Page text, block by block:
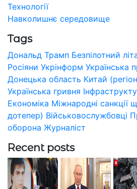
Технології
Навколишнє середовище
Tags
Дональд Трамп Безпілотний
Росіяни Укрінформ Українська
Донецька область Китай
Українська гривня
Економіка Міжнародні санкції
дотепер) Військовослужбовці
оборона Журналіст
Recent posts